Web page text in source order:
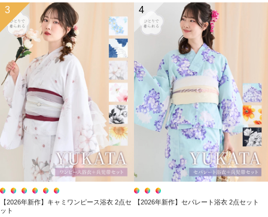
3
【2026年新作】キャミワンピース浴衣 2点セ
ット
4
【2026年新作】セパレート浴衣 2点セット